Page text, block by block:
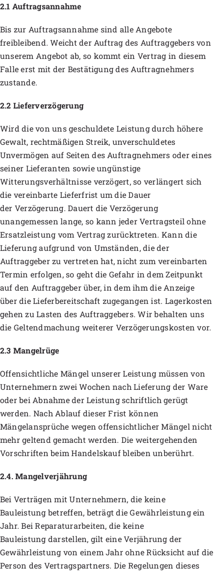
2.1 Auftragsannahme
Bis zur Auftragsannahme sind alle Angebote
freibleibend. Weicht der Auftrag des Auftraggebers von
unserem Angebot ab, so kommt ein Vertrag in diesem
Falle erst mit der Bestätigung des Auftragnehmers
zustande.
2.2 Lieferverzögerung
Wird die von uns geschuldete Leistung durch höhere
Gewalt, rechtmäßigen Streik, unverschuldetes
Unvermögen auf Seiten des Auftragnehmers oder eines
seiner Lieferanten sowie ungünstige
Witterungsverhältnisse verzögert, so verlängert sich
die vereinbarte Lieferfrist um die Dauer
der Verzögerung. Dauert die Verzögerung
unangemessen lange, so kann jeder Vertragsteil ohne
Ersatzleistung vom Vertrag zurücktreten. Kann die
Lieferung aufgrund von Umständen, die der
Auftraggeber zu vertreten hat, nicht zum vereinbarten
Termin erfolgen, so geht die Gefahr in dem Zeitpunkt
auf den Auftraggeber über, in dem ihm die Anzeige
über die Lieferbereitschaft zugegangen ist. Lagerkosten
gehen zu Lasten des Auftraggebers. Wir behalten uns
die Geltendmachung weiterer Verzögerungskosten vor.
2.3 Mangelrüge
Offensichtliche Mängel unserer Leistung müssen von
Unternehmern zwei Wochen nach Lieferung der Ware
oder bei Abnahme der Leistung schriftlich gerügt
werden. Nach Ablauf dieser Frist können
Mängelansprüche wegen offensichtlicher Mängel nicht
mehr geltend gemacht werden. Die weitergehenden
Vorschriften beim Handelskauf bleiben unberührt.
2.4. Mangelverjährung
Bei Verträgen mit Unternehmern, die keine
Bauleistung betreffen, beträgt die Gewährleistung ein
Jahr. Bei Reparaturarbeiten, die keine
Bauleistung darstellen, gilt eine Verjährung der
Gewährleistung von einem Jahr ohne Rücksicht auf die
Person des Vertragspartners. Die Regelungen dieses